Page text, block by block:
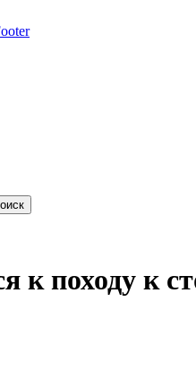
к походу к